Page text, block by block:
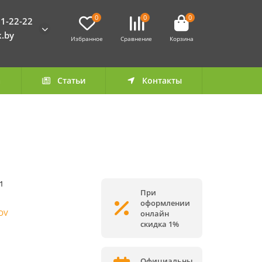
22-22
0
Избранное
0
Сравнение
0
Корзина
Статьи Контакты
При
оформлении
онлайн
скидка 1%